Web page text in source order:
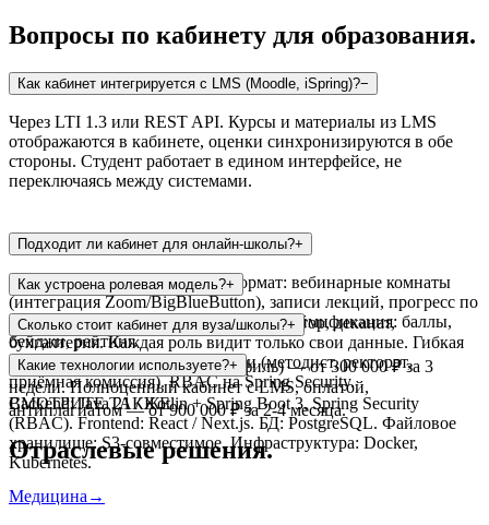
Вопросы по кабинету для образования.
Как кабинет интегрируется с LMS (Moodle, iSpring)?−
Через LTI 1.3 или REST API. Курсы и материалы из LMS
отображаются в кабинете, оценки синхронизируются в обе
стороны. Студент работает в едином интерфейсе, не
переключаясь между системами.
Подходит ли кабинет для онлайн-школы?+
Да — поддерживаем онлайн-формат: вебинарные комнаты
(интеграция Zoom/BigBlueButton), записи лекций, прогресс по
курсу, сертификаты по завершении. Геймификация: баллы,
бейджи, рейтинг.
Как устроена ролевая модель?+
5+ ролей: студент, преподаватель, куратор, деканат,
бухгалтерия. Каждая роль видит только свои данные. Гибкая
настройка: можно добавить роли (методист, ректорат,
приёмная комиссия). RBAC на Spring Security.
Сколько стоит кабинет для вуза/школы?+
MVP (расписание, оценки, профиль) — от 300 000 ₽ за 3
недели. Полноценный кабинет с LMS, оплатой,
антиплагиатом — от 900 000 ₽ за 2-4 месяца.
Какие технологии используете?+
Backend: Java 21 / Kotlin + Spring Boot 3, Spring Security
(RBAC). Frontend: React / Next.js. БД: PostgreSQL. Файловое
хранилище: S3-совместимое. Инфраструктура: Docker,
Kubernetes.
СМОТРИТЕ ТАКЖЕ
Отраслевые решения.
Медицина →